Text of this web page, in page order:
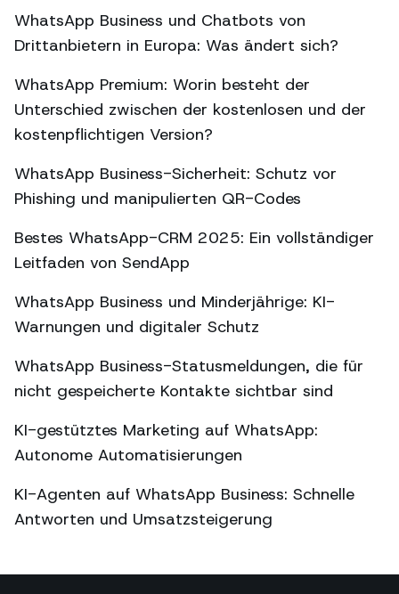
WhatsApp Business und Chatbots von
Drittanbietern in Europa: Was ändert sich?
WhatsApp Premium: Worin besteht der
Unterschied zwischen der kostenlosen und der
kostenpflichtigen Version?
WhatsApp Business-Sicherheit: Schutz vor
Phishing und manipulierten QR-Codes
Bestes WhatsApp-CRM 2025: Ein vollständiger
Leitfaden von SendApp
WhatsApp Business und Minderjährige: KI-
Warnungen und digitaler Schutz
WhatsApp Business-Statusmeldungen, die für
nicht gespeicherte Kontakte sichtbar sind
KI-gestütztes Marketing auf WhatsApp:
Autonome Automatisierungen
KI-Agenten auf WhatsApp Business: Schnelle
Antworten und Umsatzsteigerung